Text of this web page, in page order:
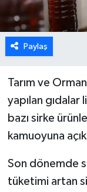
Paylaş
Tarım ve
yapılan gıdalar
bazı sirke
kamuoyuna
Son dönemde
tüketimi artan
Gediz
Genel
Gündem
Hisarcık
İlçeler
Köşe